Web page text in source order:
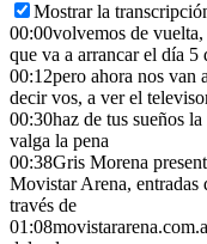
Mostrar la
00:00volvemos de
que va a arrancar el día 5
00:12pero ahora nos van
decir vos, a ver el
00:30haz de tus sueños
valga la pena
00:38Gris Morena
Movistar Arena, entradas
través de
01:08